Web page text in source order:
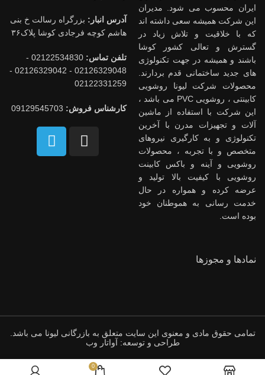
ایران محسوب می شود. مدیران
این شرکت همیشه سعی داشته اند
که با خلاقیت و تلاش زیاد در
گسترش و تعالی کشور کوشا
باشند و همیشه در جهت تکنولوژی
های جدید ساختمانی قدم بردارند.
محصولات شرکت لیونا روشویی
کابینتی ، روشویی PVC می باشد ،
این شرکت با استفاده از ماشین
آلات و تجهیزات مدرن با آخرین
تکنولوژی و به کارگیری نیروهای
متخصص و با تجربه ، محصولات
روشویی و آینه و باکس کابینت
روشویی با کیفیت بالا تولید و
عرضه کرده و همواره در حال
خدمت رسانی به هموطنان خود
بوده است.
آدرس انبار: بزرگراه رسالت خ بنی
هاشم کوچه فرجادی کوشا پلاک۳۶
تلفن تماس:
02122534830 -
02126329048 - 02126329042 -
02122331259
کارشناس فروش: 09129545703
نمادها و مجوزها
تمامی حقوق مادی و معنوی این سایت متعلق به بازرگانی لیونا می باشد.
طراحی و توسعه: آواتار وب
0